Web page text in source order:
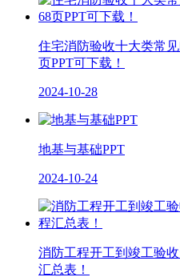
住宅消防验收十大类常
页PPT可下载！
2024-10-28
地基与基础PPT
2024-10-24
消防工程开工到竣工验
汇总表！